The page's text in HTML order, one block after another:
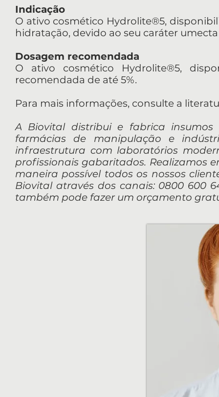
Indicação
O ativo cosmético Hydrolite®5,
hidratação, devido ao seu caráter
Dosagem recomendada
O ativo cosmético Hydrolite®5,
recomendada de até 5%.
Para mais informações, consulte a
A Biovital distribui e fabrica insumos
farmácias de manipulação e
infraestrutura com laboratórios
profissionais gabaritados. Realizamos
maneira possível todos os nossos
Biovital através dos canais: 0800 600
também pode fazer um orçamento